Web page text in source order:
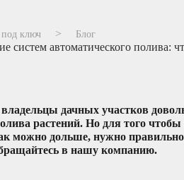
ключ Блог
систем автоматического полива:
дачных участков
растений. Но для того
можно дольше, нужно правильно
в нашу компанию.